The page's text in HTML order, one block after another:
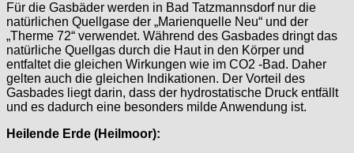
Für die Gasbäder werden in Bad Tatzmannsdorf nur die
natürlichen Quellgase der „Marienquelle Neu“ und der
„Therme 72“ verwendet. Während des Gasbades dringt das
natürliche Quellgas durch die Haut in den Körper und
entfaltet die gleichen Wirkungen wie im CO2 -Bad. Daher
gelten auch die gleichen Indikationen. Der Vorteil des
Gasbades liegt darin, dass der hydrostatische Druck entfällt
und es dadurch eine besonders milde Anwendung ist.
Heilende Erde (Heilmoor):